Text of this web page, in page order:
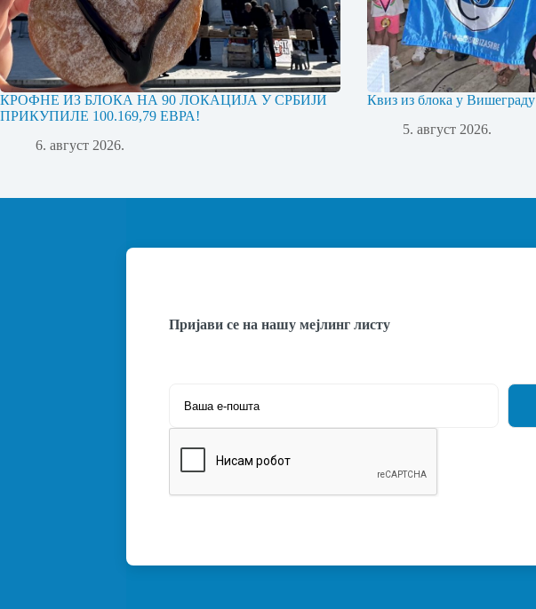
КРОФНЕ ИЗ БЛОКА НА 90 ЛОКАЦИЈА У СРБИЈИ
ПРИКУПИЛЕ 100.169,79 ЕВРА!
6. август 2026.
Квиз из блока у Вишеграду
5. август 2026.
Пријави се на нашу мејлинг листу